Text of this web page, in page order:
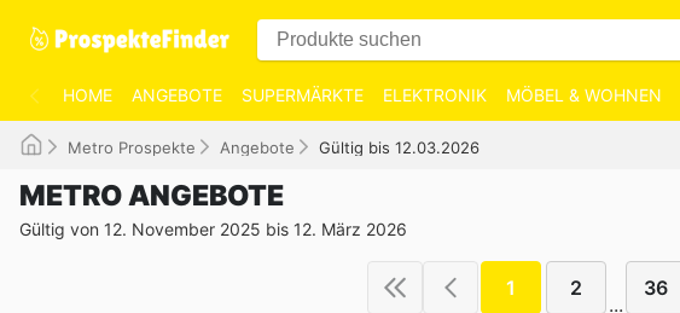
HOME ANGEBOTE SUPERMÄRKTE ELEKTRONIK MÖBEL & WOHNEN
Metro Prospekte Angebote Gültig bis 12.03.2026
METRO ANGEBOTE
Gültig von 12. November 2025 bis 12. März 2026
1 2
...
36